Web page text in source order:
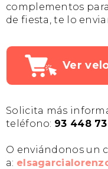
complementos
de fiesta, te lo
Ver
Solicita más
teléfono: 93 448
O enviándonos un
a: